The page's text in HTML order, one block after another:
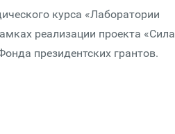
курса «Лаборатории
реализации проекта «Сила
президентских грантов.